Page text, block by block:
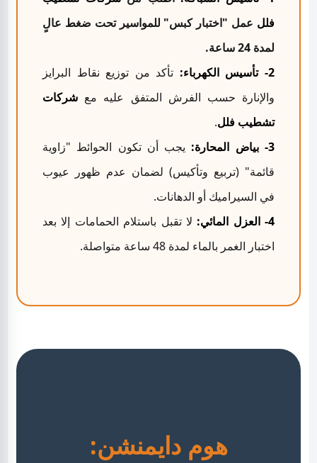
فلل عمل "اختبار كبس" للمواسير تحت ضغط عالٍ
لمدة 24 ساعة.
2- تأسيس الكهرباء:
تأكد من توزيع نقاط البرايز
والإنارة حسب الفرش المتفق عليه مع شركات
تشطيب فلل.
3- بياض المحارة:
يجب أن تكون الحوائط "زاوية
قائمة" (تربيع وتأكيس) لضمان عدم ظهور عيوب
في السيراميك أو الدهانات.
4- العزل المائي:
لا تقبل باستلام الحمامات إلا بعد
اختبار الغمر بالماء لمدة 48 ساعة متواصلة.
هوم دايمنشن: